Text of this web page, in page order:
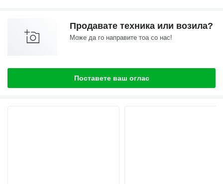
Продавате техника или возила?
Може да го направите тоа со нас!
Поставете ваш оглас